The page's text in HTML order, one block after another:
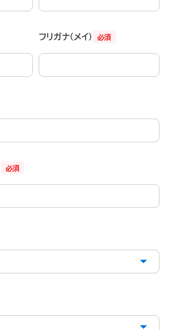
必須
フリガナ（メイ）
必須